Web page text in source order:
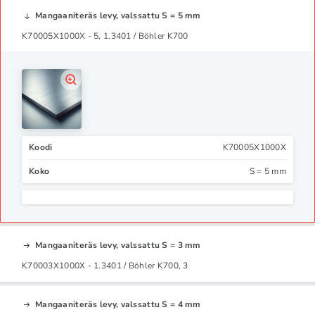
Mangaaniteräs levy, valssattu S = 5 mm
K70005X1000X - 5, 1.3401 / Böhler K700
Koodi K70005X1000X
Koko S = 5 mm
Mangaaniteräs levy, valssattu S = 3 mm
K70003X1000X - 1.3401 / Böhler K700, 3
Mangaaniteräs levy, valssattu S = 4 mm